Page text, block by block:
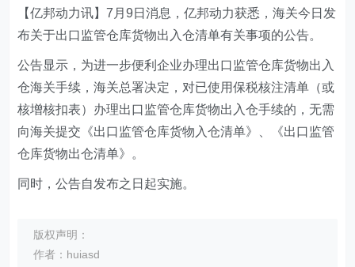
【亿邦动力讯】7月9日消息，亿邦动力获悉，海关今日发
布关于出口监管仓库货物出入仓清单有关事项的公告。
公告显示，为进一步便利企业办理出口监管仓库货物出入
仓海关手续，海关总署决定，对已使用保税核注清单（或
核增核扣表）办理出口监管仓库货物出入仓手续的，无需
向海关提交《出口监管仓库货物入仓清单》、《出口监管
仓库货物出仓清单》。
同时，公告自发布之日起实施。
版权声明：
作者：huiasd